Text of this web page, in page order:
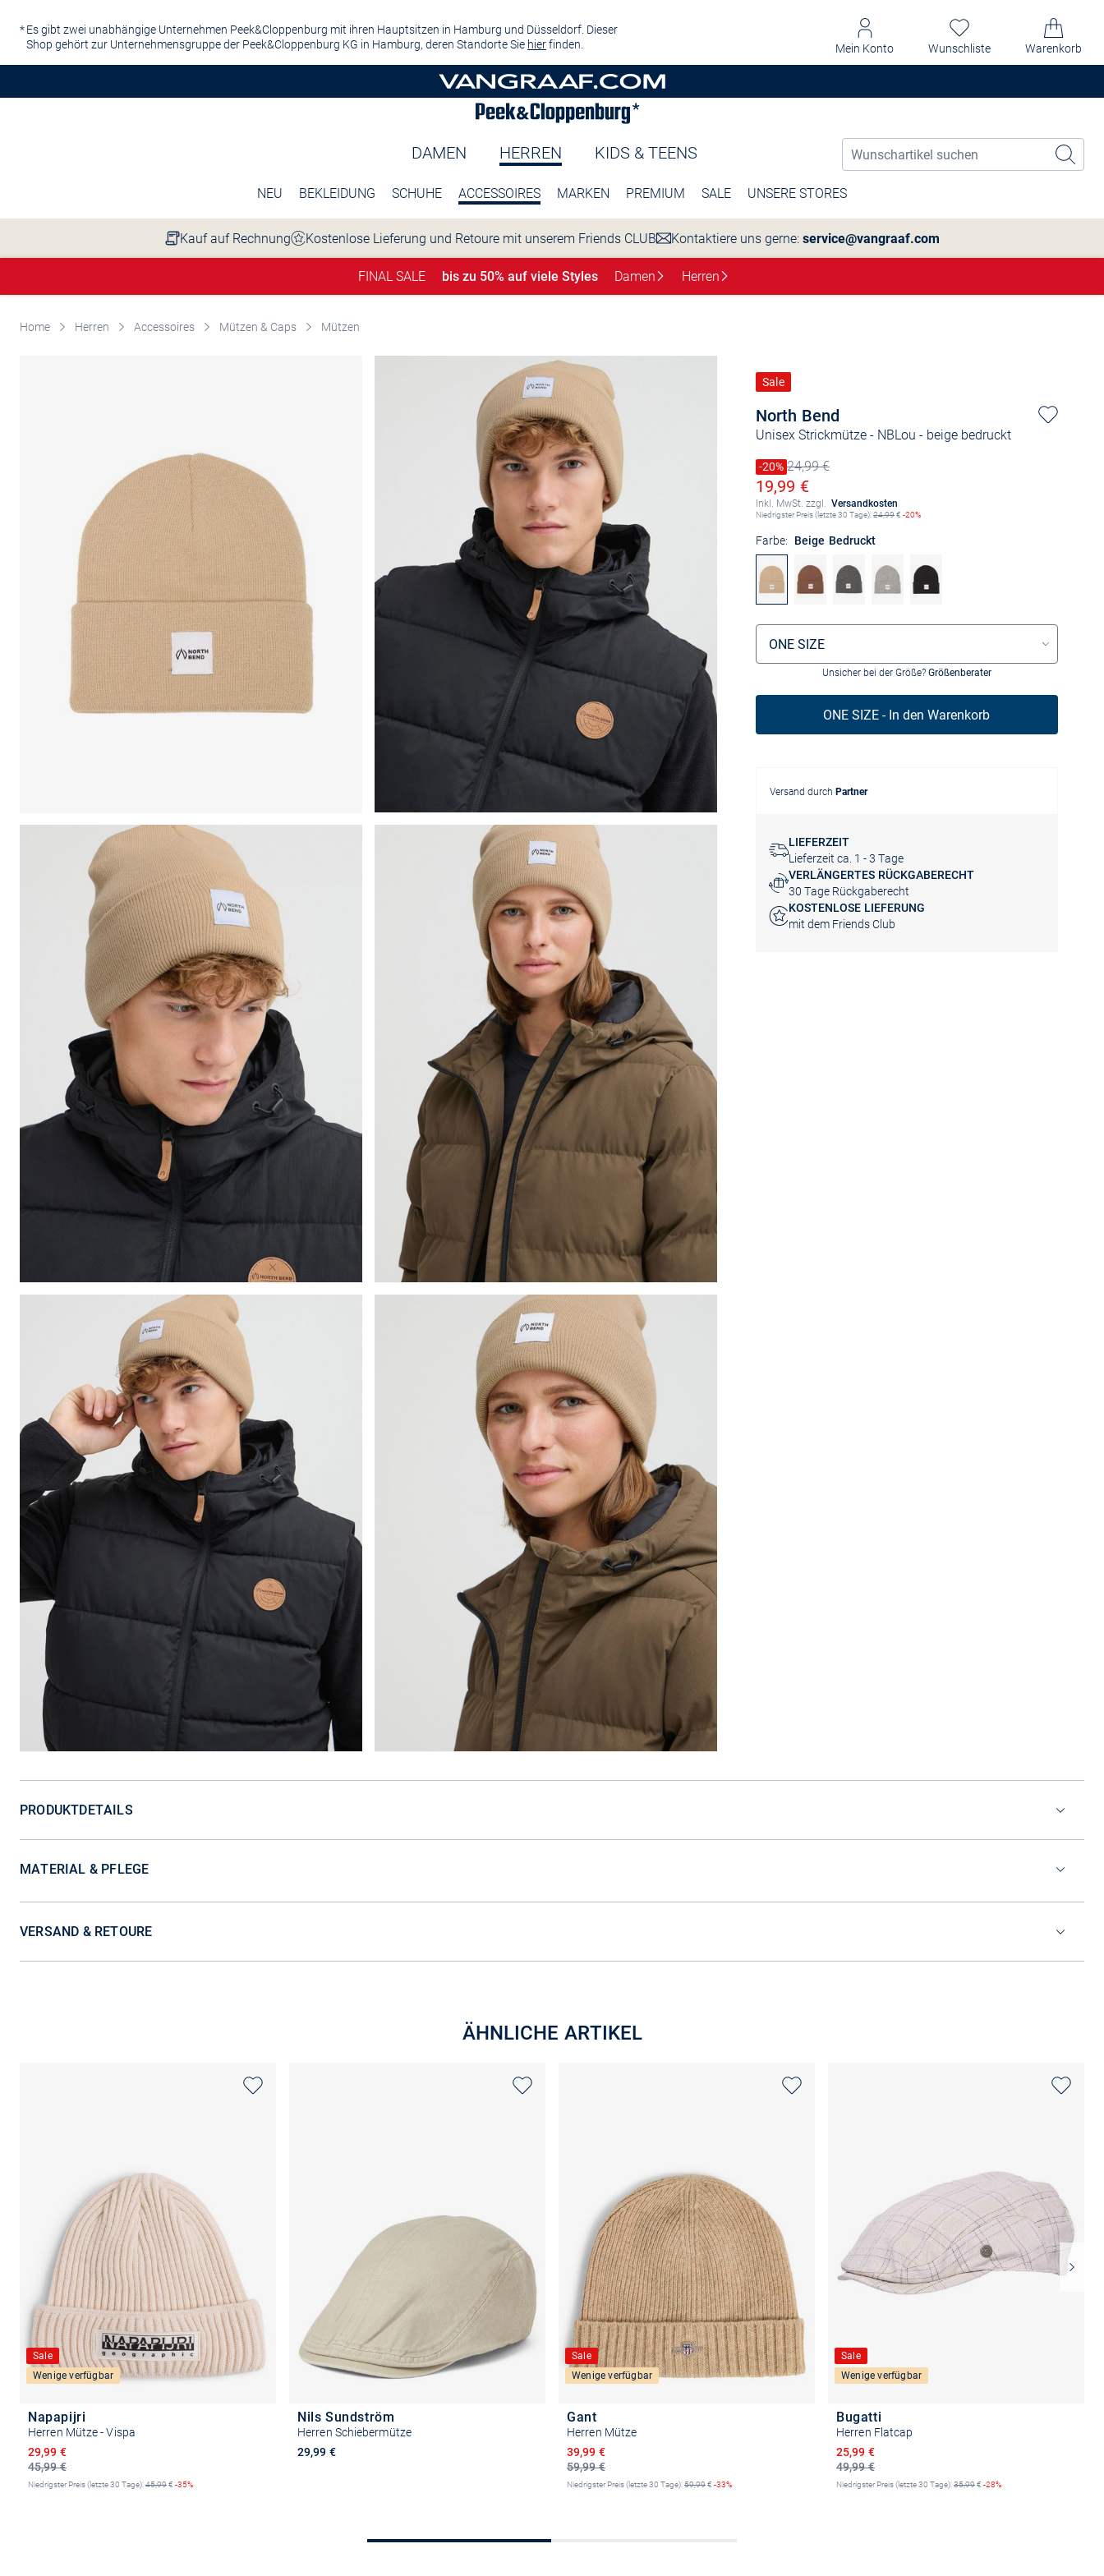
Es gibt zwei unabhängige Unternehmen Peek&Cloppenburg mit ihren Hauptsitzen in Hamburg und Düsseldorf. Dieser
Shop gehört zur Unternehmensgruppe der Peek&Cloppenburg KG in Hamburg, deren Standorte Sie hierfinden. Mein Konto Wunschliste Warenkorb
DAMEN HERREN KIDS & TEENS
NEU BEKLEIDUNG SCHUHE ACCESSOIRES MARKEN PREMIUM SALE UNSERE STORES
Kauf auf Rechnung Kostenlose Lieferung und Retoure mit unserem Friends CLUB Kontaktiere uns gerne: service@vangraaf.com
FINAL SALE bis zu 50% auf viele Styles Damen Herren
Home Herren Accessoires Mützen & Caps Mützen
North Bend
Unisex Strickmütze - NBLou - beige bedruckt
Sale
Preis reduziert um
-20%
Alter Preis24,99 €
Ermäßigter Preis
19,99 €
Inkl. MwSt. zzgl. Versandkosten
Niedrigster Preis (letzte 30 Tage):24,99€ -20%
Farbe: Beige Bedruckt
Größenauswahl
ONE SIZE
Unsicher bei der Größe? Größenberater
ONE SIZE - In den Warenkorb
Versand durch Partner
LIEFERZEIT
Lieferzeit ca. 1 - 3 Tage
VERLÄNGERTES RÜCKGABERECHT
30 Tage Rückgaberecht
KOSTENLOSE LIEFERUNG
mit dem Friends Club
PRODUKTDETAILS
MATERIAL & PFLEGE
VERSAND & RETOURE
ÄHNLICHE ARTIKEL
Sale
Wenige verfügbar
Napapijri
Herren Mütze - Vispa
45,99 €
Ermäßigter Preis
29,99 €
Niedrigster Preis (letzte 30 Tage):45,99€ -35%
Nils Sundström
Herren Schiebermütze
29,99 €
Größe auswählen
Sale
Wenige verfügbar
Gant
Herren Mütze
59,99 €
Ermäßigter Preis
39,99 €
Niedrigster Preis (letzte 30 Tage):59,99€ -33%
Sale
Wenige verfügbar
Bugatti
Herren Flatcap
49,99 €
Ermäßigter Preis
25,99 €
Niedrigster Preis (letzte 30 Tage):35,99€ -28%